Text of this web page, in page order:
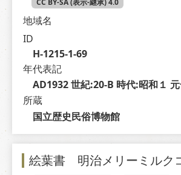
地域名
ID
H-1215-1-69
年代表記
AD1932 世紀:20-B 時代:昭和１
所蔵
国立歴史民俗博物館
絵葉書 明治メリーミルク